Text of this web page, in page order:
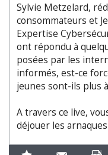
Sylvie Metzelard,
consommateurs et
Expertise
ont répondu à
posées par les
informés, est-ce
jeunes sont-ils plus
A travers ce live,
déjouer les